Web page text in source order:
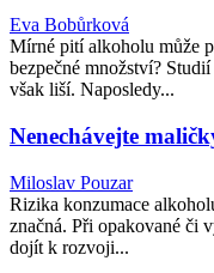
Eva Bobůrková
Mírné pití alkoholu může
bezpečné množství?
však liší. Naposledy...
Nenechávejte
Miloslav Pouzar
Rizika konzumace
značná. Při opakované či
dojít k rozvoji...